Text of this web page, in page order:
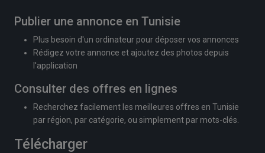
Publier une annonce en Tunisie
Plus besoin d'un ordinateur pour déposer vos annonces
Rédigez votre annonce et ajoutez des photos depuis
l'application
Consulter des offres en lignes
Recherchez facilement les meilleures offres en Tunisie
par région, par catégorie, ou simplement par mots-clés.
Télécharger